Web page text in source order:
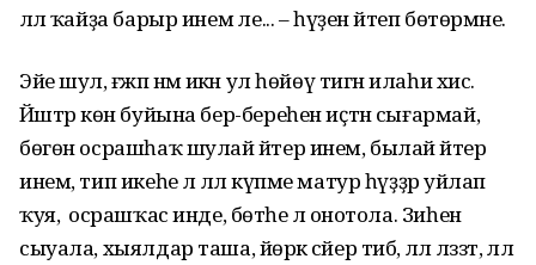
әллә ҡайҙа барыр инем әле... – һүҙен әйтеп бөтөрмәне.
Эйе шул, ғәжәп нәмә икән ул һөйөү тигән илаһи хис.
Йәштәр көн буйына бер-береһен иҫтән сығармай,
бөгөн осрашһаҡ шулай әйтер инем, былай әйтер
инем, тип икеһе лә әллә күпме матур һүҙҙәр уйлап
ҡуя, ә осрашҡас инде, бөтәһе лә онотола. Зиһен
сыуала, хыялдар таша, йөрәк сәйер тибә, әллә ләззәт, әллә